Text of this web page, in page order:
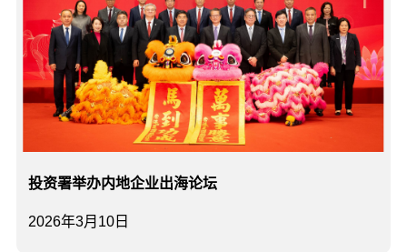
2026年3月10日
投资署举办内地企业出海论坛